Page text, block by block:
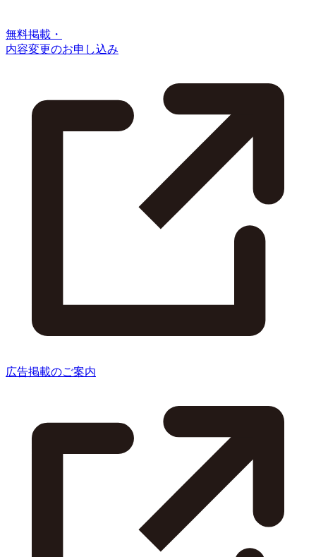
無料掲載・
内容変更のお申し込み
広告掲載のご案内